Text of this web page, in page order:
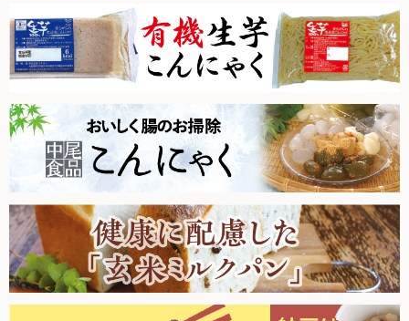
新規募集中！
フランチャイズビジネス
定期購入について
2026.1.10【毎週土曜日更新！】品ものアイテムを更新しまし
た。
2025.12.27【毎週土曜日更新！】品ものアイテムを更新しま
した。
2025.12.20【毎週土曜日更新！】品ものアイテムを更新しま
した。
2025.12.13【毎週土曜日更新！】品ものアイテムを更新しま
した。
2025.12.6【毎週土曜日更新！】品ものアイテムを更新しまし
2025.11.29【毎週土曜日更新！】品ものアイテムを更新しま
した。
2025.11.22【毎週土曜日更新！】品ものアイテムを更新しま
した。
2025.11.15【毎週土曜日更新！】品ものアイテムを更新しま
した。